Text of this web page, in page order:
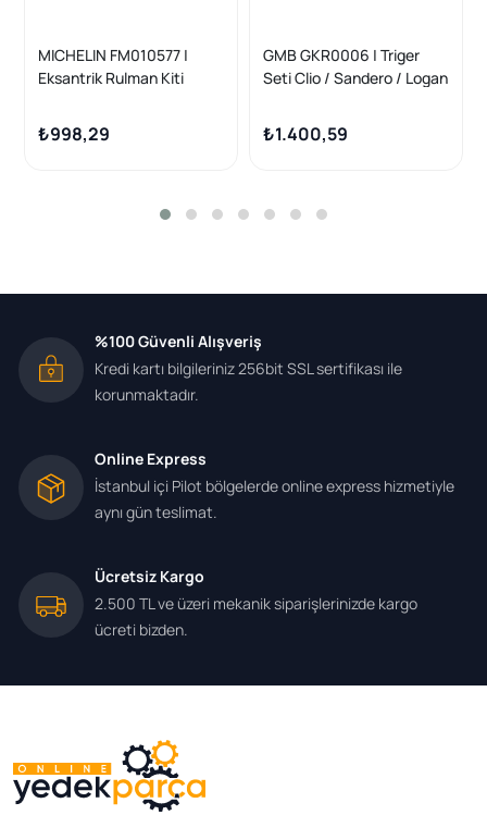
MICHELIN FM010577 |
Eksantrik Rulman Kiti
Logan I II Sandero I II Clio II
III Modus Twingo I
₺998,29
GMB GKR0006 | Triger
Seti Clio / Sandero / Logan
01 -
₺1.400,59
%100 Güvenli Alışveriş
Kredi kartı bilgileriniz 256bit SSL sertifikası ile
korunmaktadır.
Online Express
İstanbul içi Pilot bölgelerde online express hizmetiyle
aynı gün teslimat.
Ücretsiz Kargo
2.500 TL ve üzeri mekanik siparişlerinizde kargo
ücreti bizden.